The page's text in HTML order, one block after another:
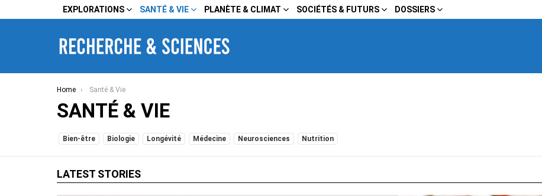
EXPLORATIONS SANTÉ & VIE PLANÈTE & CLIMAT SOCIÉTÉS & FUTURS DOSSIERS
You are here:
Home Santé & Vie
SANTÉ & VIE
SUBTERMS
Bien-être Biologie Longévité Médecine Neurosciences Nutrition
LATEST STORIES